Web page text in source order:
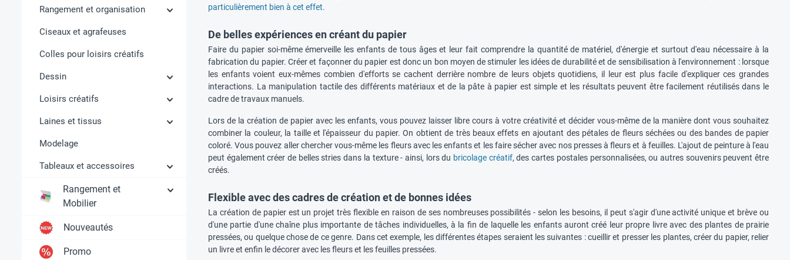
Rangement et organisation
Ciseaux et agrafeuses
Colles pour loisirs créatifs
Dessin
Loisirs créatifs
Laines et tissus
Modelage
Tableaux et accessoires
Rangement et
Mobilier
Nouveautés
Promo
particulièrement bien à cet effet.
De belles expériences en créant du papier
Faire du papier soi-même émerveille les enfants de tous âges et leur fait comprendre la quantité de matériel, d'énergie et surtout d'eau nécessaire à la
fabrication du papier. Créer et façonner du papier est donc un bon moyen de stimuler les idées de durabilité et de sensibilisation à l'environnement : lorsque
les enfants voient eux-mêmes combien d'efforts se cachent derrière nombre de leurs objets quotidiens, il leur est plus facile d'expliquer ces grandes
interactions. La manipulation tactile des différents matériaux et de la pâte à papier est simple et les résultats peuvent être facilement réutilisés dans le
cadre de travaux manuels.
Lors de la création de papier avec les enfants, vous pouvez laisser libre cours à votre créativité et décider vous-même de la manière dont vous souhaitez
combiner la couleur, la taille et l'épaisseur du papier. On obtient de très beaux effets en ajoutant des pétales de fleurs séchées ou des bandes de papier
coloré. Vous pouvez aller chercher vous-même les fleurs avec les enfants et les faire sécher avec nos presses à fleurs et à feuilles. L'ajout de peinture à l'eau
peut également créer de belles stries dans la texture - ainsi, lors du bricolage créatif, des cartes postales personnalisées, ou autres souvenirs peuvent être
créés.
Flexible avec des cadres de création et de bonnes idées
La création de papier est un projet très flexible en raison de ses nombreuses possibilités - selon les besoins, il peut s'agir d'une activité unique et brève ou
d'une partie d'une chaîne plus importante de tâches individuelles, à la fin de laquelle les enfants auront créé leur propre livre avec des plantes de prairie
pressées, ou quelque chose de ce genre. Dans cet exemple, les différentes étapes seraient les suivantes : cueillir et presser les plantes, créer du papier, relier
un livre et enfin le décorer avec les fleurs et les feuilles pressées.